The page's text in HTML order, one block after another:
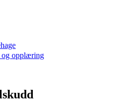
og opplæring